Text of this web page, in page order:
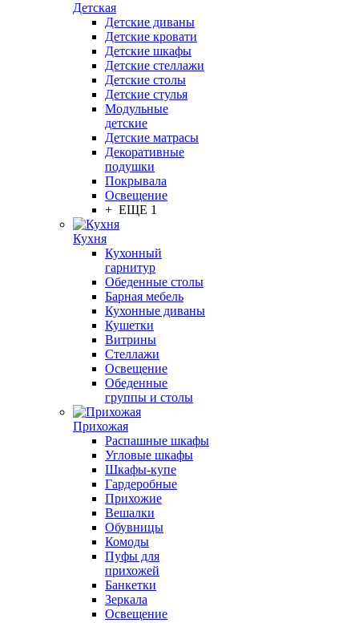
Детская
Детские диваны
Детские кровати
Детские шкафы
Детские стеллажи
Детские столы
Детские стулья
Модульные
детские
Детские матрасы
Декоративные
подушки
Покрывала
Освещение
+ ЕЩЕ 1
Кухня
Кухонный
гарнитур
Обеденные столы
Барная мебель
Кухонные диваны
Кушетки
Витрины
Стеллажи
Освещение
Обеденные
группы и столы
Прихожая
Распашные шкафы
Угловые шкафы
Шкафы-купе
Гардеробные
Прихожие
Вешалки
Обувницы
Комоды
Пуфы для
прихожей
Банкетки
Зеркала
Освещение